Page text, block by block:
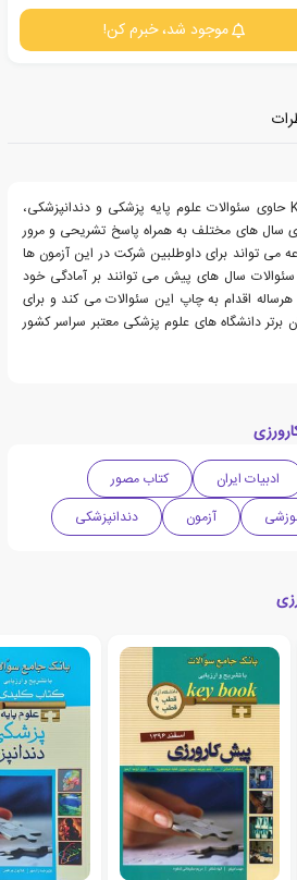
موجود شد، خبرم کن!
مجموعه کتاب های KEY BOOK حاوی سئوالات علوم پایه پزشکی و دندانپزشکی،
سال های مختلف به همراه پاسخ تشریحی و مرور
می تواند برای داوطلبین شرکت در این آزمون ها
سئوالات سال های پیش می توانند بر آمادگی خود
هرساله اقدام به چاپ این سئوالات می کند و برای
برتر دانشگاه های علوم پزشکی معتبر سراسر کشور
ادبیات ایران
کتاب مصور
آزمون دندانپزشکی